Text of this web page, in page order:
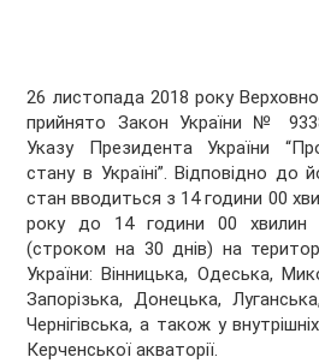
26 листопада 2018 року
прийнято Закон України №
Указу Президента України
стану в Україні”. Відповідно до
стан вводиться з 14 години 00
року до 14 години 00 хвилин
(строком на 30 днів) на
України: Вінницька, Одеська,
Запорізька, Донецька,
Чернігівська, а також у
Керченської акваторії.